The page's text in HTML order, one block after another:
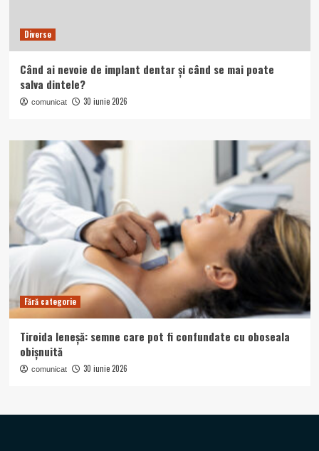
Diverse
Când ai nevoie de implant dentar și când se mai poate
salva dintele?
comunicat 30 iunie 2026
Fără categorie
Tiroida leneșă: semne care pot fi confundate cu oboseala
obișnuită
comunicat 30 iunie 2026